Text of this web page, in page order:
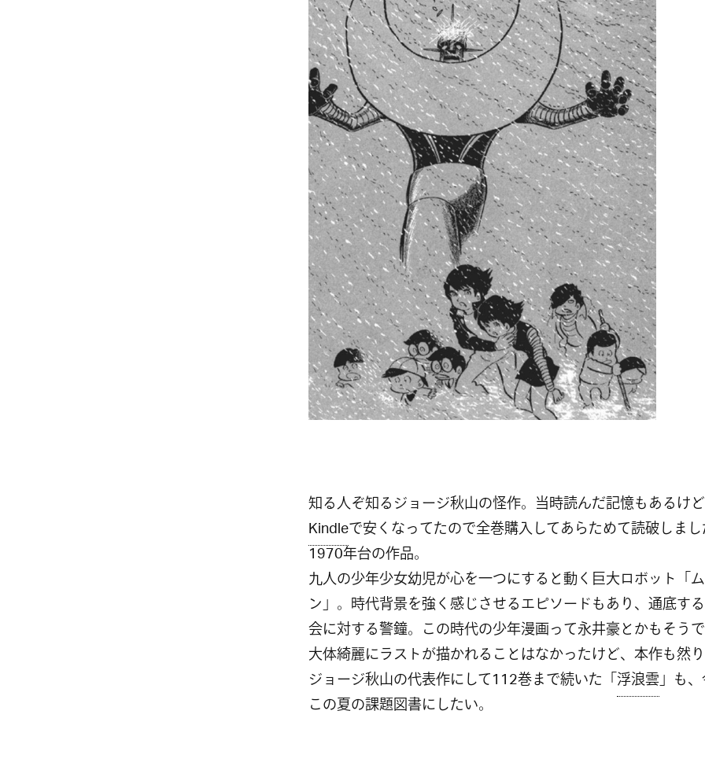
知る人ぞ知るジョージ秋山の怪作。当時読んだ記憶もあるけ
Kindleで安くなってたので全巻購入してあらためて読破しま
1970年台の作品。
九人の少年少女幼児が心を一つにすると動く巨大ロボット「
ン」。時代背景を強く感じさせるエピソードもあり、通底す
会に対する警鐘。この時代の少年漫画って永井豪とかもそう
大体綺麗にラストが描かれることはなかったけど、本作も然
ジョージ秋山の代表作にして112巻まで続いた「浮浪雲」も
この夏の課題図書にしたい。